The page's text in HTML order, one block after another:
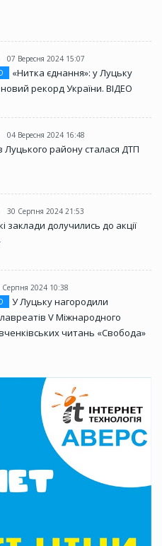
07 Вересня 2024 15:07
«Нитка єднання»: у Луцьку
рекорд України. ВІДЕО
04 Вересня 2024 16:48
Луцького району сталася ДТП
30 Серпня 2024 21:53
заклади долучились до акції
Серпня 2024 10:38
У Луцьку нагородили
V Міжнародного
читань «Свобода»